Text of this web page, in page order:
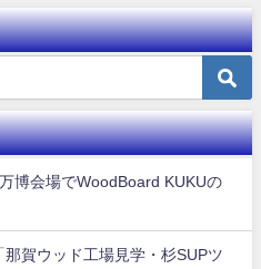
博会場でWoodBoard KUKUの
賀ウッド工場見学・杉SUPツ